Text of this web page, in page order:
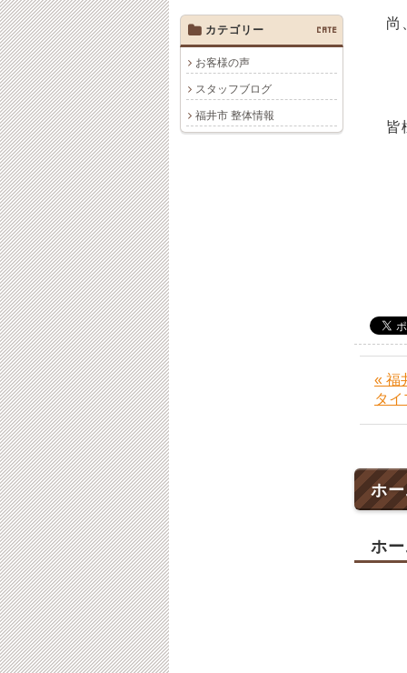
尚
皆
« 福
タ
ホ
ホ
カテゴリー CATE
お客様の声
スタッフブログ
福井市 整体情報